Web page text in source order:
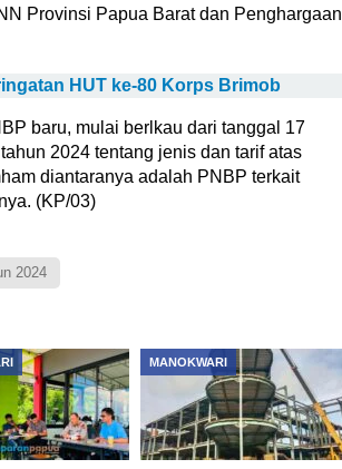
Provinsi Papua Barat dan Penghargaan
HUT ke-80 Korps Brimob
baru, mulai berlkau dari tanggal 17
2024 tentang jenis dan tarif atas
diantaranya adalah PNBP terkait
(KP/03)
2024
MANOKWARI